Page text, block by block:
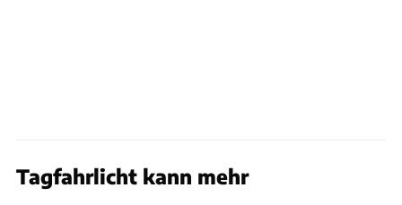
Tagfahrlicht kann mehr